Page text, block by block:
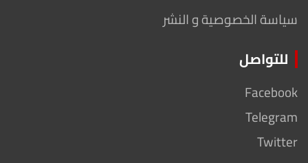
سياسة الخصوصية و النشر
للتواصل
Facebook
Telegram
Twitter